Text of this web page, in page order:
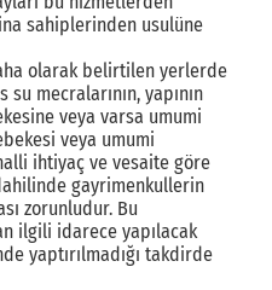
sahiplerinden usulüne
olarak belirtilen yerlerde
mecralarının, yapının
veya varsa umumi
veya umumi
ihtiyaç ve vesaite göre
gayrimenkullerin
zorunludur. Bu
ilgili idarece yapılacak
yaptırılmadığı takdirde